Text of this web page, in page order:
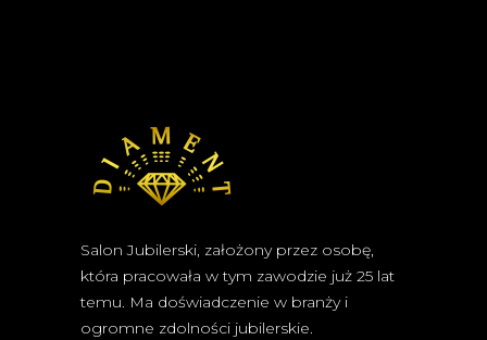
Salon Jubilerski, założony przez osobę,
która pracowała w tym zawodzie już 25 lat
temu. Ma doświadczenie w branży i
ogromne zdolności jubilerskie.